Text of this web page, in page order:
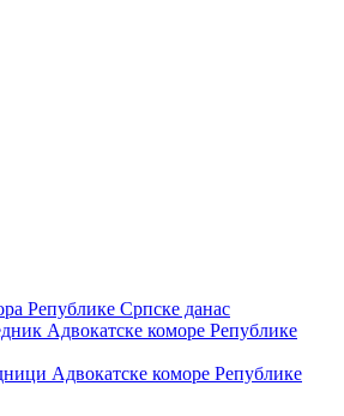
Републике Српске данас
Адвокатске коморе Републике
Адвокатске коморе Републике